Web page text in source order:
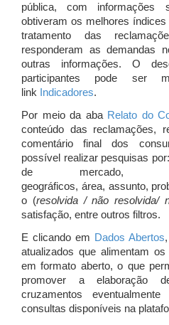
pública, com informações
obtiveram os melhores
tratamento das
responderam as demandas
outras informações. O
participantes pode ser
link Indicadores.
Por meio da aba Relato do
conteúdo das reclamações,
comentário final dos
possível realizar pesquisas
de mercado,
geográficos, área, assunto,
o (resolvida / não resolvida/
satisfação, entre outros filtros.
E clicando em Dados Abertos
atualizados que alimentam
em formato aberto, o que
promover a elaboração
cruzamentos
consultas disponíveis na